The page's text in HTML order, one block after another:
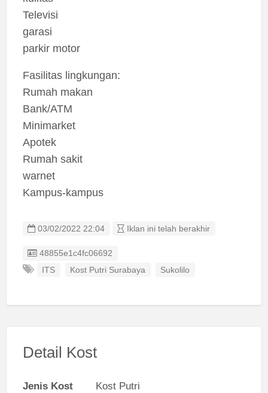
Televisi
garasi
parkir motor
Fasilitas lingkungan:
Rumah makan
Bank/ATM
Minimarket
Apotek
Rumah sakit
warnet
Kampus-kampus
03/02/2022 22:04 Iklan ini telah berakhir
Listing ID
48855e1c4fc06692
ITS
Kost Putri Surabaya Sukolilo
Detail Kost
Jenis Kost
Kost Putri